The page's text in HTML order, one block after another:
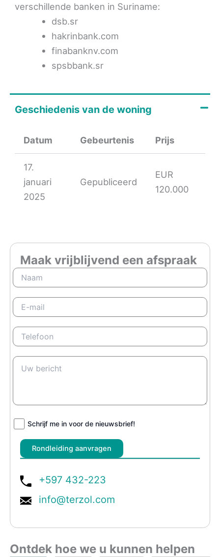
verschillende banken in Suriname:
dsb.sr
hakrinbank.com
finabanknv.com
spsbbank.sr
Geschiedenis van de woning
Datum Gebeurtenis Prijs
17.
januari
2025
Gepubliceerd
EUR
120.000
Maak vrijblijvend een afspraak
Schrijf me in voor de nieuwsbrief!
+597 432-223
info@terzol.com
Ontdek hoe we u kunnen helpen